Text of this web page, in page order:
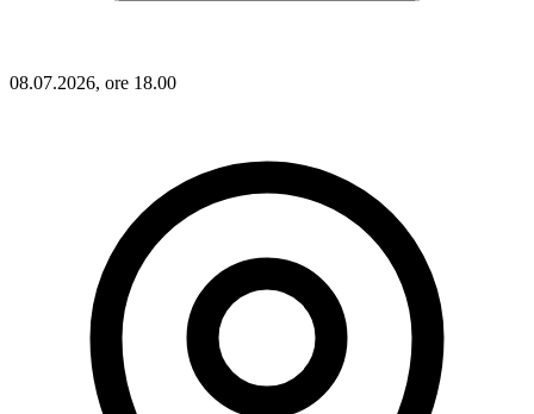
08.07.2026, ore 18.00